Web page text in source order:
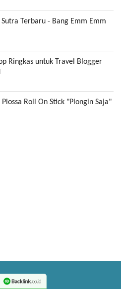
Terbaru - Bang Emm Emm
Ringkas untuk Travel Blogger
Roll On Stick "Plongin Saja"